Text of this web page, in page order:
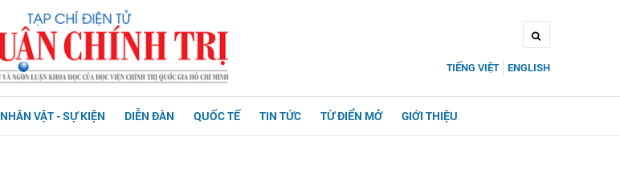
TIẾNG VIỆT ENGLISH
NHÂN VẬT - SỰ KIỆN DIỄN ĐÀN QUỐC TẾ TIN TỨC TỪ ĐIỂN MỞ GIỚI THIỆU